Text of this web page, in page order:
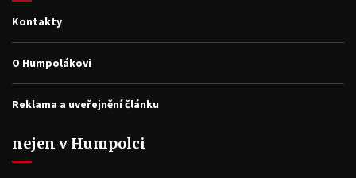
Kontakty
O Humpolákovi
Reklama a uveřejnění článku
nejen v Humpolci